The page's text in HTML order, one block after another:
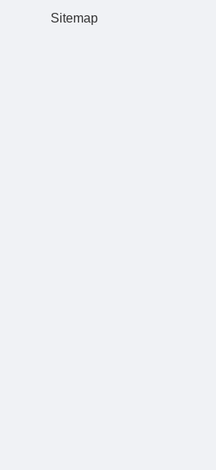
Sitemap